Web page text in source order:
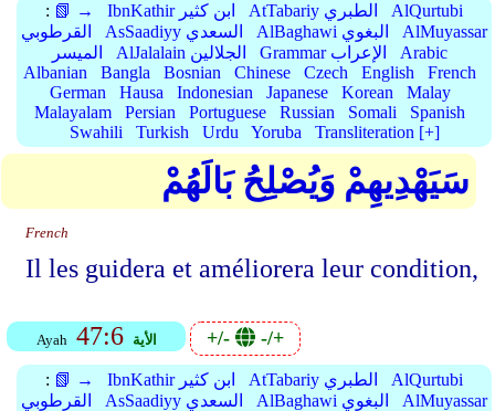
: 📗 → IbnKathir ابن كثير AtTabariy الطبري
AlQurtubi
القرطوبي
AsSaadiyy السعدي AlBaghawi البغوي
AlMuyassar
الميسر
AlJalalain الجلالين Grammar الإعراب
Arabic
Albanian
Bangla Bosnian Chinese Czech English
French
German
Hausa Indonesian Japanese Korean
Malay
Malayalam
Persian Portuguese Russian Somali
Spanish
Swahili
Turkish Urdu Yoruba Transliteration [+]
سَيَهْدِيهِمْ وَيُصْلِحُ بَالَهُمْ
French
Il les guidera et améliorera leur condition,
Ayah 47:6 الأية +/- -/+
: 📗 → IbnKathir ابن كثير AtTabariy الطبري
AlQurtubi
القرطوبي
AsSaadiyy السعدي AlBaghawi البغوي
AlMuyassar